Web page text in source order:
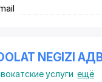
NEGIZI
услуги ещё